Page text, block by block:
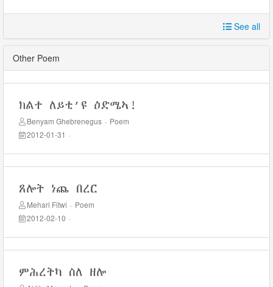
See all
Other Poem
ክልተ ለይቲ’ዩ ዕድሜኣ!
Benyam Ghebrenegus · Poem
2012-01-31 ·
ጸሎት ነጨ በረር
Mehari Fitwi · Poem
2012-02-10 ·
ምሕረትካ ስለ ዘሎ